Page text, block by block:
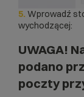
5. Wprowadź
wychodzącej:
UWAGA!
podano
poczty